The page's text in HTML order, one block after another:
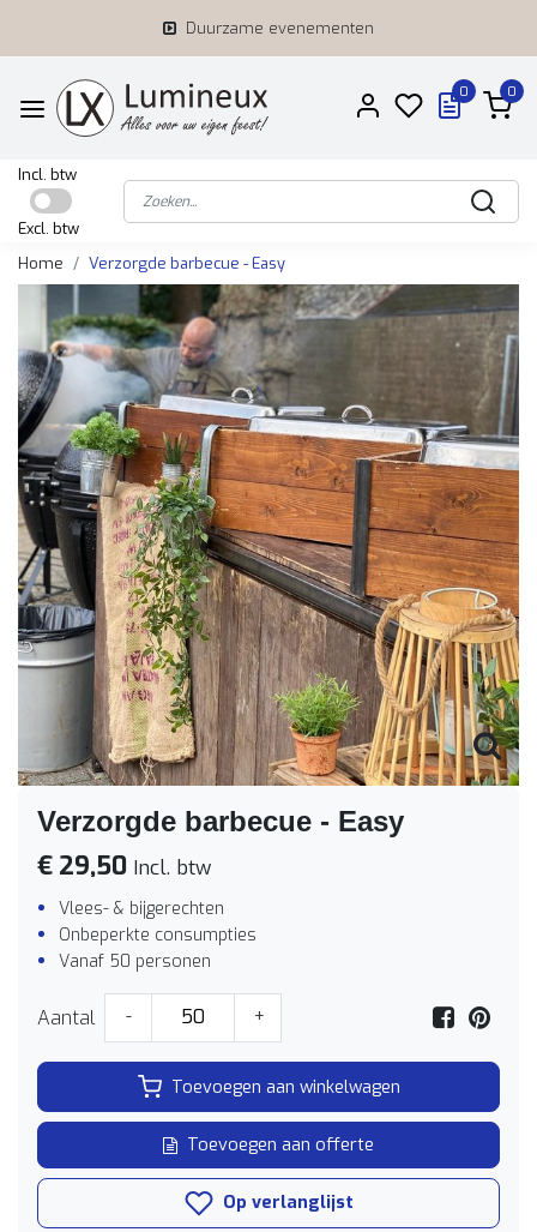
Duurzame evenementen
0 0
Incl. btw
Excl. btw
Home
Verzorgde barbecue - Easy
Verzorgde barbecue - Easy
€ 29,50 Incl. btw
Vlees- & bijgerechten
Onbeperkte consumpties
Vanaf 50 personen
Aantal - +
Toevoegen aan winkelwagen
Toevoegen aan offerte
Op verlanglijst